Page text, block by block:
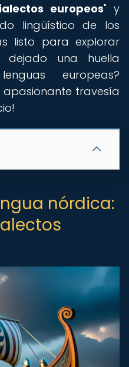
europeos" y
lingüístico de los
listo para explorar
una huella
europeas?
apasionante travesía
nórdica: